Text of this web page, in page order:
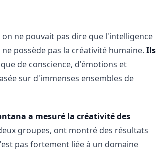
ne pouvait pas dire que l'intelligence
possède pas la créativité humaine. Ils
de conscience, d'émotions et
sur d'immenses ensembles de
a mesuré la créativité des
groupes, ont montré des résultats
pas fortement liée à un domaine